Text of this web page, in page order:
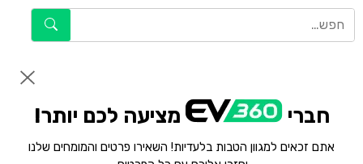
חברי מציעה לכם יותר!
אתם זכאים למגוון הטבות בלעדיות! השאירו פרטים והמומחים שלנו